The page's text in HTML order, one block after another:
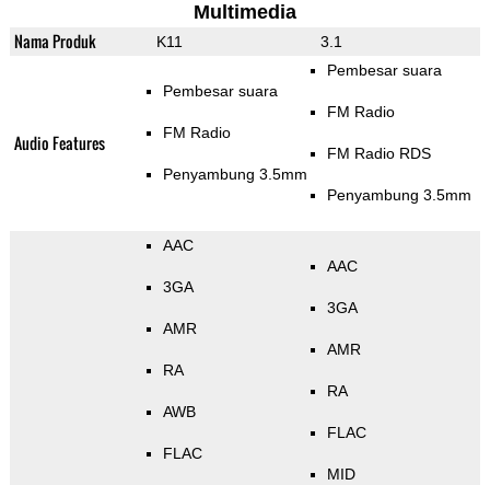
Multimedia
Nama Produk K11 3.1
Audio Features
Pembesar suara
FM Radio
Penyambung 3.5mm
Pembesar suara
FM Radio
FM Radio RDS
Penyambung 3.5mm
AAC
3GA
AMR
RA
AWB
FLAC
AAC
3GA
AMR
RA
FLAC
MID